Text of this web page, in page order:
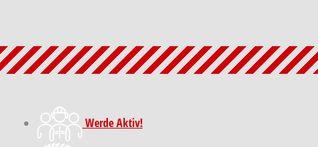
Werde Aktiv!